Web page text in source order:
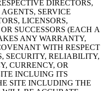
DIRECTORS,
SERVICE
LICENSORS,
SUCCESSORS (EACH A
ANY WARRANTY,
WITH RESPECT
SECURITY, RELIABILITY,
CURRENCY, OR
INCLUING ITS
SITE INCLUDING THE